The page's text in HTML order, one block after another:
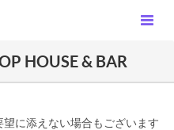
HOUSE & BAR
に添えない場合もございます